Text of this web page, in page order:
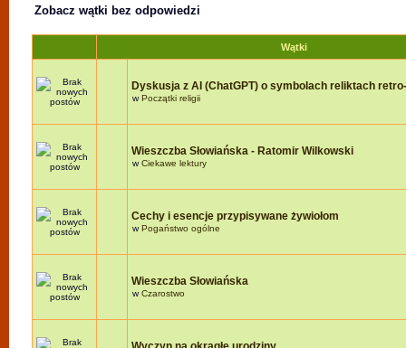
Zobacz wątki bez odpowiedzi
Wątki
Dyskusja z AI (ChatGPT) o symbolach reliktach
wPoczątki religii
Wieszczba Słowiańska - Ratomir Wilkowski
wCiekawe lektury
Cechy i esencje przypisywane żywiołom
wPogaństwo ogólne
Wieszczba Słowiańska
wCzarostwo